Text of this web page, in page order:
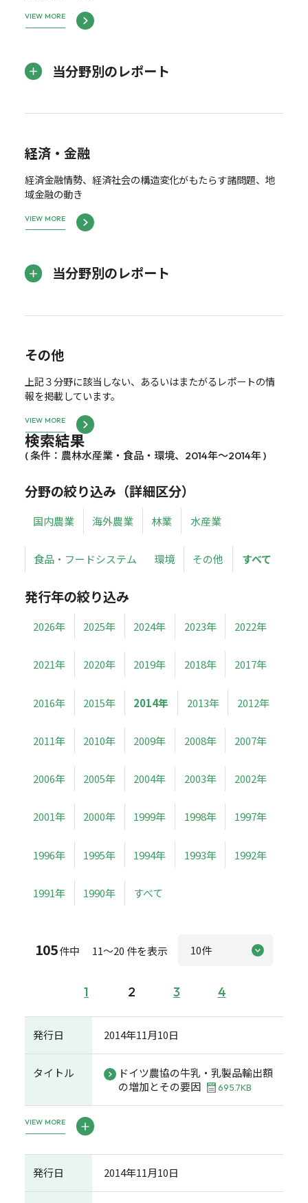
VIEW MORE
当分野別のレポート
経済・金融
経済金融情勢、経済社会の構造変化がもたらす諸問題、地
域金融の動き
VIEW MORE
当分野別のレポート
その他
上記３分野に該当しない、あるいはまたがるレポートの情
報を掲載しています。
VIEW MORE
検索結果
( 条件：農林水産業・食品・環境、2014年～2014年 )
分野の絞り込み（詳細区分）
国内農業 海外農業 林業 水産業
食品・フードシステム 環境 その他 すべて
発行年の絞り込み
2026年 2025年 2024年 2023年 2022年
2021年 2020年 2019年 2018年 2017年
2016年 2015年 2014年 2013年 2012年
2011年 2010年 2009年 2008年 2007年
2006年 2005年 2004年 2003年 2002年
2001年 2000年 1999年 1998年 1997年
1996年 1995年 1994年 1993年 1992年
1991年 1990年 すべて
105件中 11～20 件を表示
1 2 3 4
発行日 2014年11月10日
タイトル
ドイツ農協の牛乳・乳製品輸出額
の増加とその要因
695.7KB
VIEW MORE
発行日 2014年11月10日